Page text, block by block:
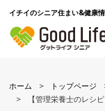
イチイのシニア住まい&健康
ホーム トップページ
【管理栄養士のレシ